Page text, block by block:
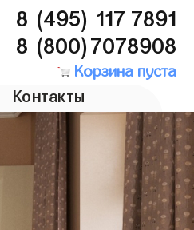
8 (495) 117 7891
8 (800)7078908
Корзина пуста
Контакты